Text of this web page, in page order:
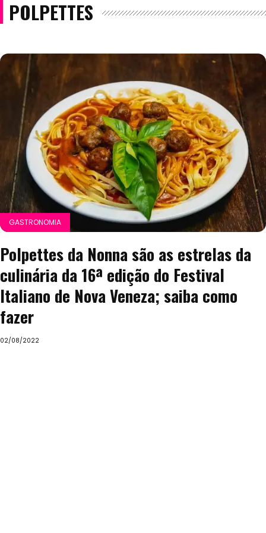
POLPETTES
GASTRONOMIA
Polpettes da Nonna são as estrelas da
culinária da 16ª edição do Festival
Italiano de Nova Veneza; saiba como
fazer
02/08/2022